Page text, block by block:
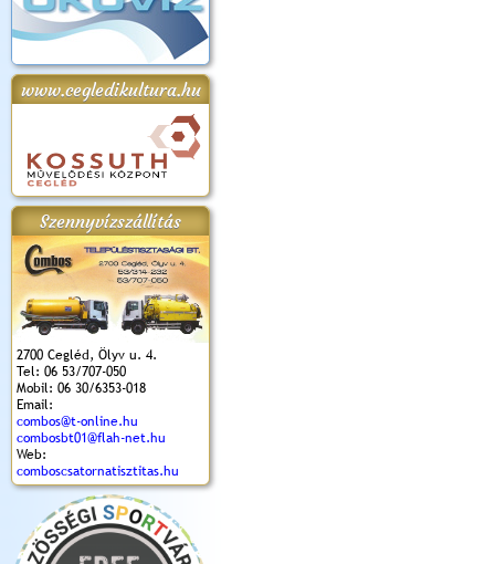
www.cegledikultura.hu
Szennyvízszállítás
2700 Cegléd, Ölyv u. 4.
Tel: 06 53/707-050
Mobil: 06 30/6353-018
Email:
combos@t-online.hu
combosbt01@flah-net.hu
Web:
comboscsatornatisztitas.hu
2018.
Kossuth Toborzó
Ünnepély
Szent István Ünnepe
(2017. 08. 20.)